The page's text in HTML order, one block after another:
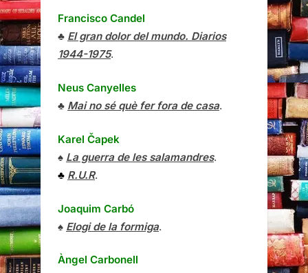
Francisco Candel
♣ El gran dolor del mundo. Diarios
1944-1975.
Neus Canyelles
♣ Mai no sé què fer fora de casa.
Karel Čapek
♠ La guerra de les salamandres.
♣ R.U.R.
Joaquim Carbó
♠ Elogi de la formiga.
Àngel Carbonell